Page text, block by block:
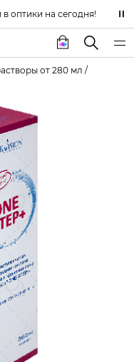
оптики на сегодня!
от 280 мл /